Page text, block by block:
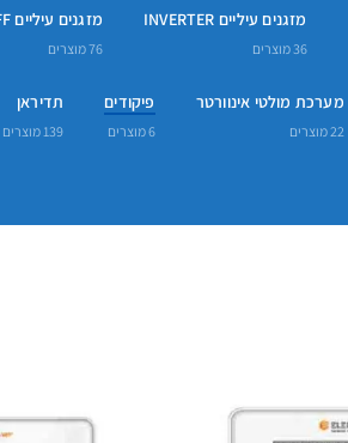
מזגנים עיליים INVERTER
36מוצרים
מזגנים עיליים ON/OFF
76מוצרים
מערכת מולטי אינוורטר
22מוצרים
פיקודים
6מוצרים
תדיראן
139מוצרים